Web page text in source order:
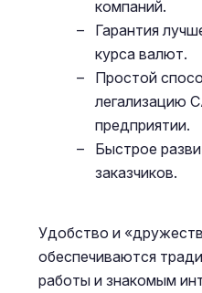
компаний.
Гарантия
курса валют.
Простой
легализацию
предприятии.
Быстрое
заказчиков.
Удобство и
обеспечиваются
работы и знакомым